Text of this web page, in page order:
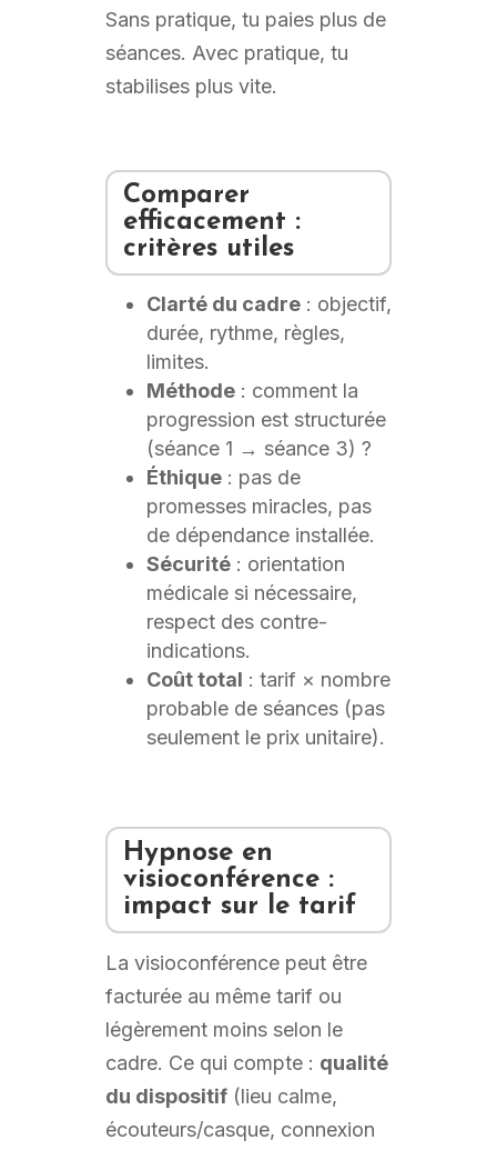
Sans pratique, tu paies plus de
séances. Avec pratique, tu
stabilises plus vite.
Comparer
efficacement :
critères utiles
Clarté du cadre: objectif,
durée, rythme, règles,
limites.
Méthode: comment la
progression est structurée
(séance 1 → séance 3) ?
Éthique: pas de
promesses miracles, pas
de dépendance installée.
Sécurité: orientation
médicale si nécessaire,
respect des contre-
indications.
Coût total : tarif × nombre
probable de séances (pas
seulement le prix unitaire).
Hypnose en
visioconférence :
impact sur le tarif
La visioconférence peut être
facturée au même tarif ou
légèrement moins selon le
cadre. Ce qui compte : qualité
du dispositif(lieu calme,
écouteurs/casque, connexion